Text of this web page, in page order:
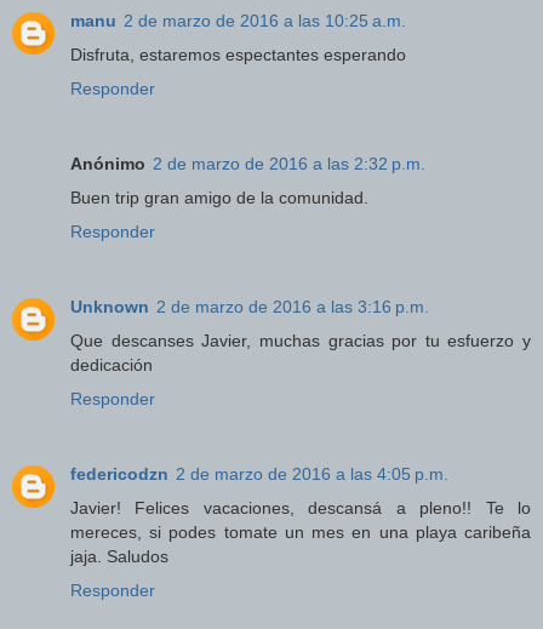
manu 2 de marzo de 2016 a las 10:25 a.m.
Disfruta, estaremos espectantes esperando
Responder
Anónimo 2 de marzo de 2016 a las 2:32 p.m.
Buen trip gran amigo de la comunidad.
Responder
Unknown 2 de marzo de 2016 a las 3:16 p.m.
Que descanses Javier, muchas gracias por tu esfuerzo y
dedicación
Responder
federicodzn 2 de marzo de 2016 a las 4:05 p.m.
Javier! Felices vacaciones, descansá a pleno!! Te lo
mereces, si podes tomate un mes en una playa caribeña
jaja. Saludos
Responder